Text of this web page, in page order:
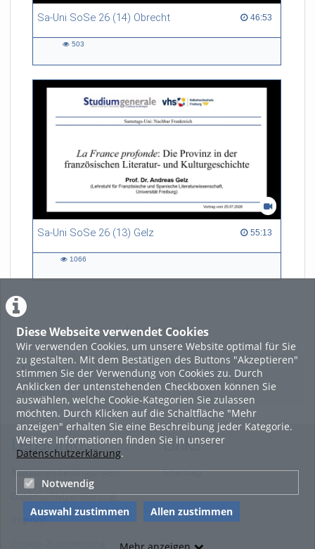
Diese Webseite verwendet Cookies
Wir verwenden Cookies, um unsere Website optimal für Sie
zu gestalten. Mit dem Bestätigen des Buttons "Akzeptieren"
stimmen Sie der Verwendung von Cookies zu. Durch
Anklicken der untenstehenden Checkboxen können Sie
auswählen, welche Cookie-Kategorien Sie zulassen
möchten. Durch Klicken auf die Schaltfläche "Mehr
anzeigen" erhalten Sie eine Beschreibung jeder Kategorie.
Weitere Informationen finden Sie in unserer
Datenschutzerklärung.
Notwendig
Auswahl zustimmen Allen zustimmen
Sa-Uni SoSe 26 (14) Obrecht 46:53
46:53 duration
503
Sa-Uni SoSe 26 (13) Gelz 55:13
55:13 duration
1066
LADE MEHR
Featured
Beliebtheit
Legal Info
Nutzungsbedingungen
Datenschutzerklärung
Imprint
Links
Sitemap